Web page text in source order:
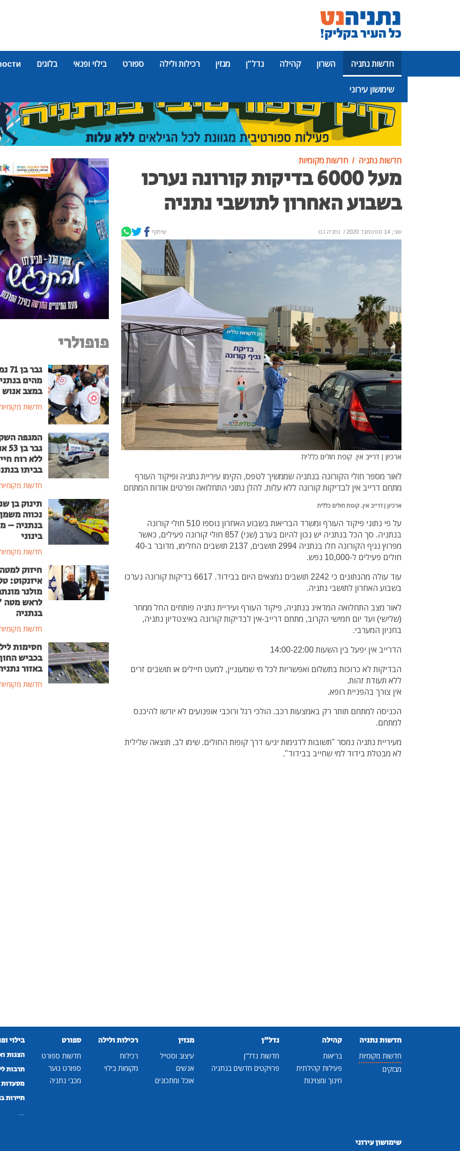
חדשות נתניה השרון קהילה נדל"ן מגזין רכילות ולילה ספורט בילוי ופנאי בלוגים
שימושון עירוני
פרסומת
חדשות נתניה חדשות מקומיות
מעל 6000 בדיקות קורונה נערכו
בשבוע האחרון לתושבי נתניה
שני, 14 ספטמבר 2020 / נתניה נט שיתוף
ארכיון | דרייב אין. קופת חולים כללית
לאור מספר חולי הקורונה בנתניה שממשיך לטפס, הקימו עיריית נתניה ופיקוד העורף
מתחם דרייב אין לבדיקות קורונה ללא עלות. להלן נתוני התחלואה ופרטים אודות המתחם
ארכיון | דרייב אין. קופת חולים כללית
על פי נתוני פיקוד העורף ומשרד הבריאות בשבוע האחרון נוספו 510 חולי קורונה
בנתניה. סך הכל בנתניה יש נכון להיום בערב (שני) 857 חולי קורונה פעילים, כאשר
מפרוץ נגיף הקורונה חלו בנתניה 2994 תושבים, 2137 תושבים החלימו, מדובר ב-40
חולים פעילים ל-10,000 נפש.
עוד עולה מהנתונים כי 2242 תושבים נמצאים היום בבידוד. 6617 בדיקות קורונה נערכו
בשבוע האחרון לתושבי נתניה.
לאור מצב התחלואה המדאיג בנתניה, פיקוד העורף ועיריית נתניה פותחים החל ממחר
(שלישי) ועד יום חמישי הקרוב, מתחם דרייב-אין לבדיקות קורונה באיצטדיון נתניה,
בחניון המערבי.
הדרייב אין יפעל בין השעות 14:00-22:00
הבדיקות לא כרוכות בתשלום ואפשריות לכל מי שמעוניין, למעט חיילים או תושבים זרים
ללא תעודת זהות.
אין צורך בהפניית רופא.
הכניסה למתחם תותר רק באמצעות רכב. הולכי רגל ורוכבי אופנועים לא יורשו להיכנס
למתחם.
מעיריית נתניה נמסר "תשובות לדגימות יגיעו דרך קופות החולים. שימו לב, תוצאה שלילית
לא מבטלת בידוד למי שחייב בבידוד".
פרסומת
פופולרי
גבר
מהים
במצב אנוש
חדשות
המגפה
גבר
ללא רוח
בביתו
חדשות
תינוק בן
נכווה
בנתניה –
בינוני
חדשות
חיזוק למטה
איזנקוט:
מולנר
לראש
בנתניה
חדשות
חסימות
בכביש
באזור
חדשות
חדשות נתניה
חדשות מקומיות
מבזקים
קהילה
בריאות
פעילות קהילתית
חינוך ומצוינות
נדל"ן
חדשות נדל"ן
פרויקטים חדשים בנתניה
מגזין
עיצוב וסטייל
אנשים
אוכל ומתכונים
רכילות ולילה
רכילות
מקומות בילוי
ספורט
חדשות ספורט
ספורט נוער
מכבי נתניה
בילוי
הצגות
תרבות
מסעדות
תיירות
שימושון עירוני